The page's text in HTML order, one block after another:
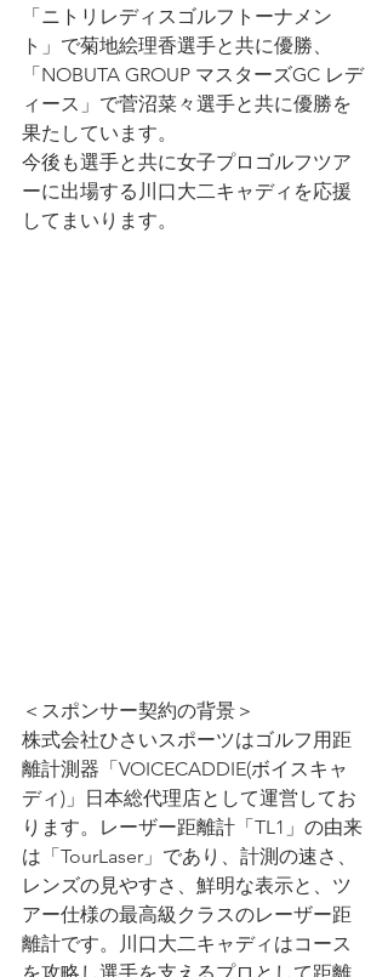
「ニトリレディスゴルフトーナメン
ト」で菊地絵理香選手と共に優勝、
「NOBUTA GROUP マスターズGC レデ
ィース」で菅沼菜々選手と共に優勝を
果たしています。
今後も選手と共に女子プロゴルフツア
ーに出場する川口大二キャディを応援
してまいります。
＜スポンサー契約の背景＞
株式会社ひさいスポーツはゴルフ用距
離計測器「VOICECADDIE(ボイスキャ
ディ)」日本総代理店として運営してお
ります。レーザー距離計「TL1」の由来
は「TourLaser」であり、計測の速さ、
レンズの見やすさ、鮮明な表示と、ツ
アー仕様の最高級クラスのレーザー距
離計です。川口大二キャディはコース
を攻略し選手を支えるプロとして距離